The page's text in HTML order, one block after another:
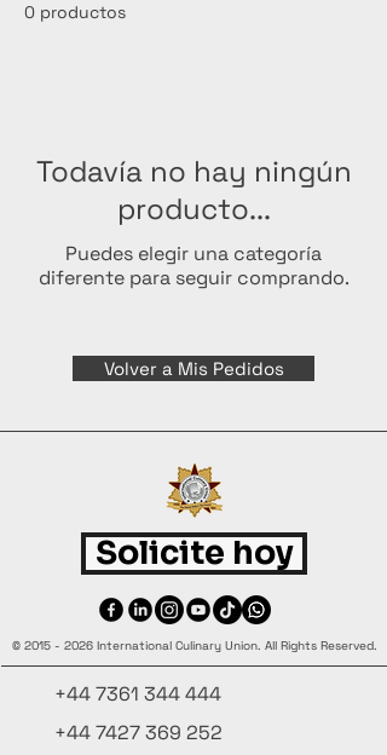
0 productos
Todavía no hay ningún
producto...
Puedes elegir una categoría
diferente para seguir comprando.
Volver a Mis Pedidos
Solicite hoy
© 2015 - 2026 International Culinary Union. All Rights Reserved.
+44 7361 344 444
+44 7427 369 252